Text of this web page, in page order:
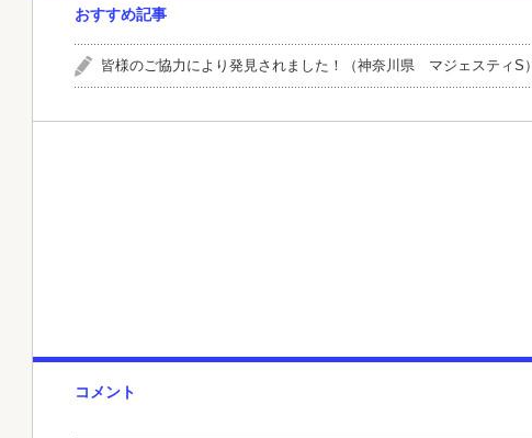
おすすめ記事
皆様のご協力により発見されました！（神奈川県 マジェスティS）
コメント